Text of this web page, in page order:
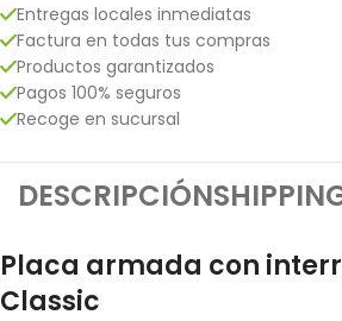
Entregas locales inmediatas
Factura en todas tus compras
Productos garantizados
Pagos 100% seguros
Recoge en sucursal
DESCRIPCIÓN
Placa armada con
Classic